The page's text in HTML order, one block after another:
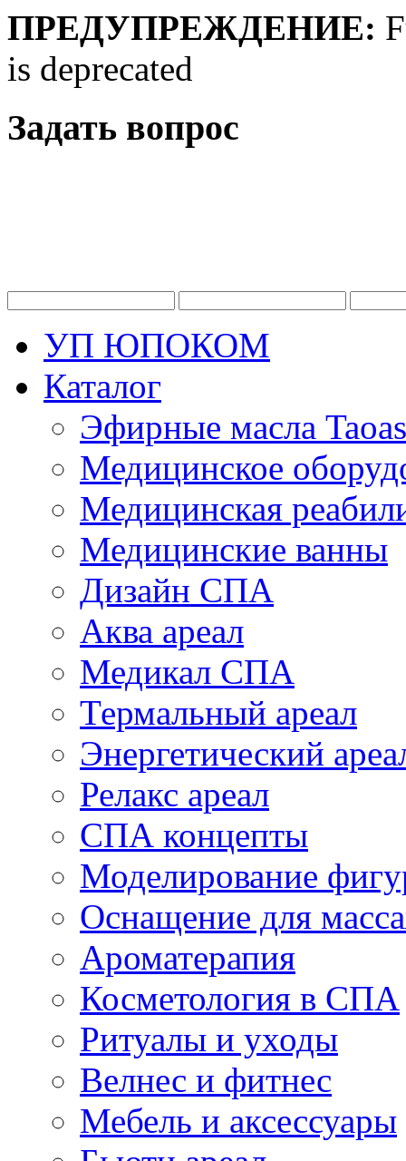
ПРЕДУПРЕЖДЕНИЕ:
is deprecated
Задать вопрос
УП ЮПОКОМ
Каталог
Эфирные масла
Медицинское
Медицинская
Медицинские ванны
Дизайн СПА
Аква ареал
Медикал СПА
Термальный ареал
Энергетический
Релакс ареал
СПА концепты
Моделирование
Оснащение для
Ароматерапия
Косметология в СПА
Ритуалы и уходы
Велнес и фитнес
Мебель и аксессуары